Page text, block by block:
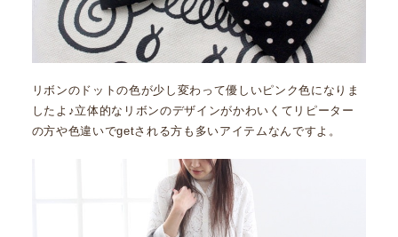
リボンのドットの色が少し変わって優しいピンク色になりま
したよ♪立体的なリボンのデザインがかわいくてリピーター
の方や色違いでgetされる方も多いアイテムなんですよ。